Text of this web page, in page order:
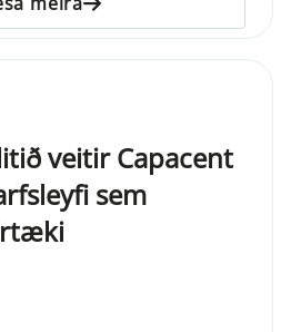
veitir Capacent
sem